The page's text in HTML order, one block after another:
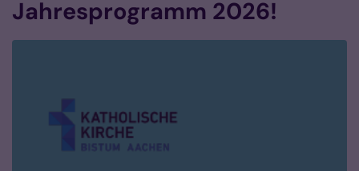
Jahresprogramm 2026!